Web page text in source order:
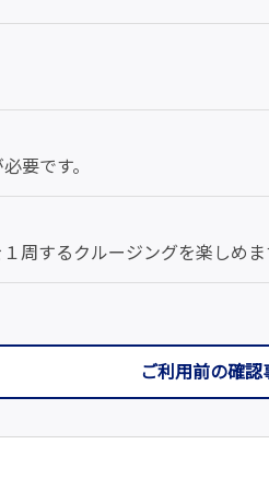
要です。
周するクルージングを楽しめ
ご利用前の確認